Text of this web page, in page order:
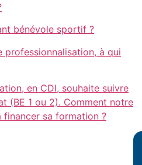
bénévole sportif ?
professionnalisation, à qui
en CDI, souhaite suivre
(BE 1 ou 2). Comment notre
financer sa formation ?